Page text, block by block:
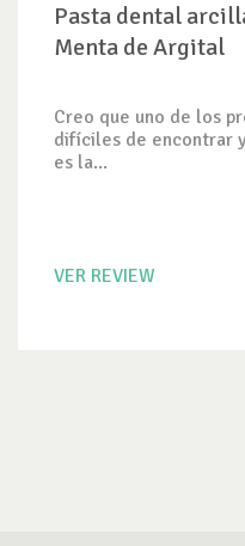
Pasta dental
Menta de Argital
Creo que uno de los
difíciles de encontrar
es la...
VER REVIEW